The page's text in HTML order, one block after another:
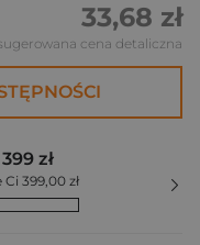
33,68 zł
cena detaliczna
zł
399,00 zł